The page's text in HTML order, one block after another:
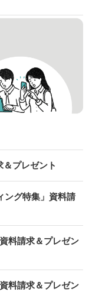
プレゼント
ング特集」資料請
料請求＆プレゼン
料請求＆プレゼン